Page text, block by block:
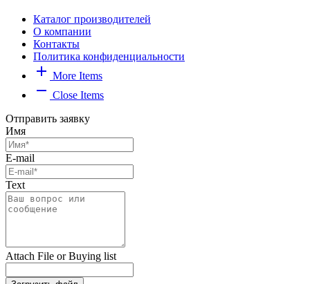
Каталог производителей
О компании
Контакты
Политика конфиденциальности
add More Items
remove Close Items
Отправить заявку
Имя
E-mail
Text
Attach File or Buying list